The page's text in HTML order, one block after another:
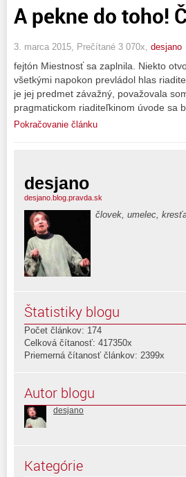
A pekne do toho!
3. marca 2015, Prečítané 3 070x, desjano
fejtón Miestnosť sa zaplnila. Niekto
všetkými napokon prevládol hlas
je jej predmet závažný, považovala
pragmatickom riaditeľkinom úvode sa
Pokračovanie článku
desjano
desjano.blog.pravda.sk
človek, umelec,
Štatistiky blogu
Počet článkov: 174
Celková čítanosť: 417350x
Priemerná čítanosť článkov: 2399x
Autor blogu
desjano
Kategórie